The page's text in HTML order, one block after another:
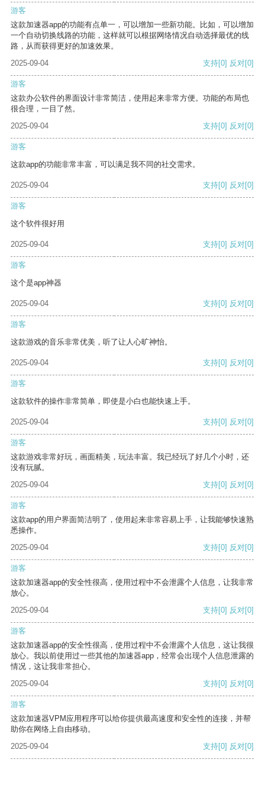
游客
这款加速器app的功能有点单一，可以增加一些新功能。比如，可以增加
一个自动切换线路的功能，这样就可以根据网络情况自动选择最优的线
路，从而获得更好的加速效果。
2025-09-04
支持[0] 反对[0]
游客
这款办公软件的界面设计非常简洁，使用起来非常方便。功能的布局也
很合理，一目了然。
2025-09-04
支持[0] 反对[0]
游客
这款app的功能非常丰富，可以满足我不同的社交需求。
2025-09-04 支持[0] 反对[0]
游客
这个软件很好用
2025-09-04 支持[0] 反对[0]
游客
这个是app神器
2025-09-04 支持[0] 反对[0]
游客
这款游戏的音乐非常优美，听了让人心旷神怡。
2025-09-04 支持[0] 反对[0]
游客
这款软件的操作非常简单，即使是小白也能快速上手。
2025-09-04 支持[0] 反对[0]
游客
这款游戏非常好玩，画面精美，玩法丰富。我已经玩了好几个小时，还
没有玩腻。
2025-09-04
支持[0] 反对[0]
游客
这款app的用户界面简洁明了，使用起来非常容易上手，让我能够快速熟
悉操作。
2025-09-04
支持[0] 反对[0]
游客
这款加速器app的安全性很高，使用过程中不会泄露个人信息，让我非常
放心。
2025-09-04
支持[0] 反对[0]
游客
这款加速器app的安全性很高，使用过程中不会泄露个人信息，这让我很
放心。我以前使用过一些其他的加速器app，经常会出现个人信息泄露的
情况，这让我非常担心。
2025-09-04
支持[0] 反对[0]
游客
这款加速器VPM应用程序可以给你提供最高速度和安全性的连接，并帮
助你在网络上自由移动。
2025-09-04
支持[0] 反对[0]